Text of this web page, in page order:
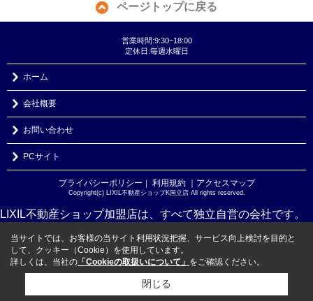
ページトップに戻る
営業時間:9:30~18:00
定休日:毎週水曜日
ホーム
会社概要
お問い合わせ
PCサイト
プライバシーポリシー 利用規約 ｜アクセスマップ
Copyright(c) LIXIL不動産ショップK国立店 All rights reserved.
LIXIL不動産ショップ加盟店は、すべて独立自営の会社です。
当サイトでは、お客様の当サイト利用状況把握、サービス向上検討を目的と
して、クッキー（Cookie）を使用しています。
詳しくは、当社の 「Cookieの取扱いについて」 をご確認ください。
閉じる